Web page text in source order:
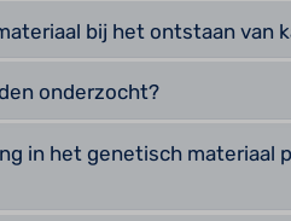
bij het ontstaan van
onderzocht?
in het genetisch materiaal